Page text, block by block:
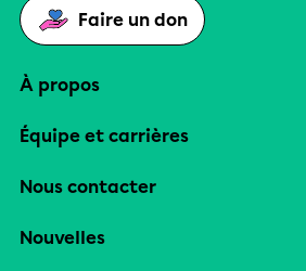
Faire un don
À propos
Équipe et carrières
Nous contacter
Nouvelles